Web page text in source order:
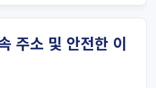
주소 및 안전한 이